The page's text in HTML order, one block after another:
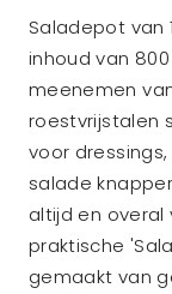
Saladepot van
inhoud van
meenemen
roestvrijstalen
voor
salade
altijd en
praktische
gemaakt van